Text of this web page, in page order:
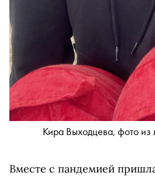
Кира Выходцева, фото из
Вместе с пандемией